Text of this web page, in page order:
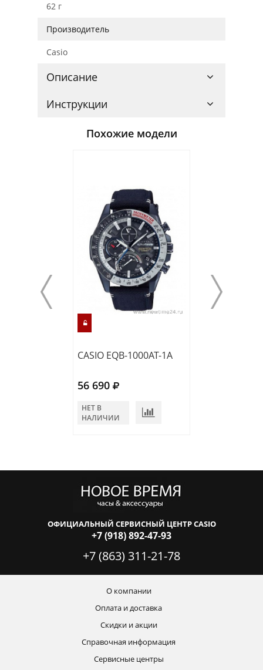
62 г
Производитель
Casio
Описание
Инструкции
Похожие модели
CASIO EQB-1000AT-1A
56 690
НЕТ В
НАЛИЧИИ
ОФИЦИАЛЬНЫЙ СЕРВИСНЫЙ ЦЕНТР CASIO
+7 (918) 892-47-93
+7 (863) 311-21-78
О компании
Оплата и доставка
Скидки и акции
Справочная информация
Сервисные центры